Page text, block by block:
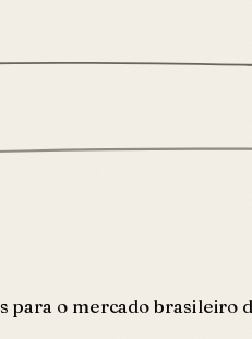
o mercado brasileiro